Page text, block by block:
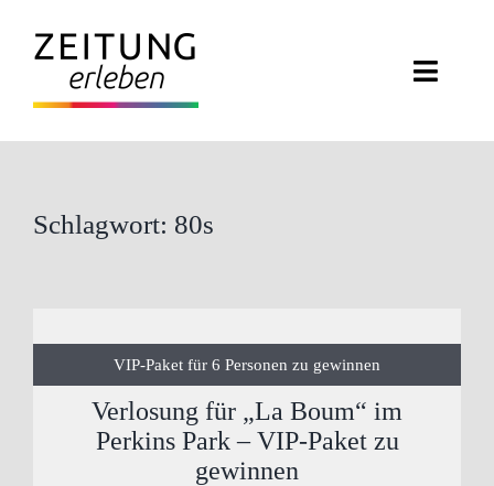
Inhalt
springen
Toggle
VERANSTALTUNGEN
NEWSLETTER
KONTAKT
Schlagwort: 80s
VIP-Paket für 6 Personen zu gewinnen
Verlosung für „La Boum“ im
Perkins Park – VIP-Paket zu
gewinnen